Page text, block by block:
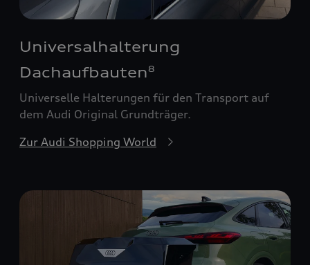
Universalhalterung
Dachaufbauten8
Universelle Halterungen für den Transport auf
dem Audi Original Grundträger.
Zur Audi Shopping World